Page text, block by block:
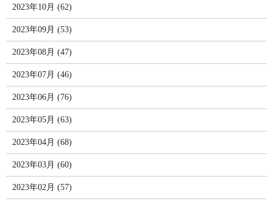
2023年10月 (62)
2023年09月 (53)
2023年08月 (47)
2023年07月 (46)
2023年06月 (76)
2023年05月 (63)
2023年04月 (68)
2023年03月 (60)
2023年02月 (57)